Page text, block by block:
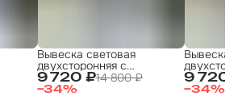
9 720 ₽14 800 ₽
−34%
Вывеска световая
двухсторонняя с
подсветкой "Табак 1"
30х60 см
9 720
−34%
Вывеска
30х60 см